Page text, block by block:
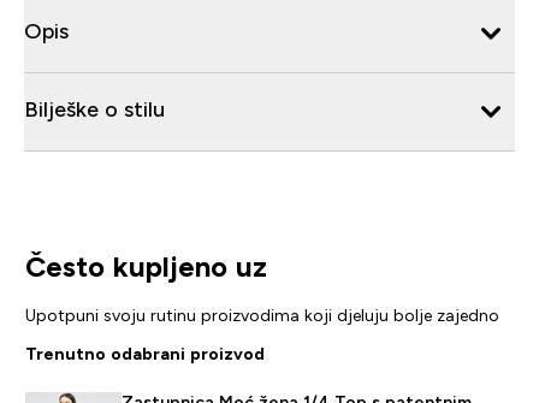
Opis
Bilješke o stilu
Često kupljeno uz
Upotpuni svoju rutinu proizvodima koji djeluju bolje zajedno
Trenutno odabrani proizvod